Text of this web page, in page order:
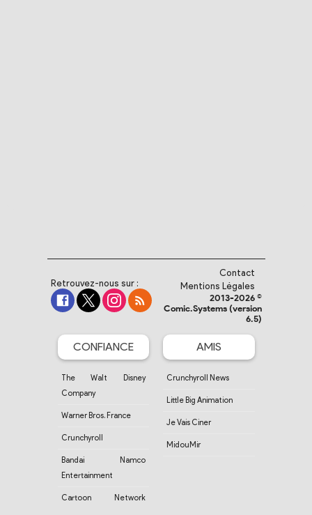
Retrouvez-nous sur :
Contact
Mentions Légales
2013-2026 ©
Comic.Systems (version
6.5)
CONFIANCE
The Walt Disney
Company
Warner Bros. France
Crunchyroll
Bandai Namco
Entertainment
Cartoon Network
AMIS
Crunchyroll News
Little Big Animation
Je Vais Ciner
MidouMir